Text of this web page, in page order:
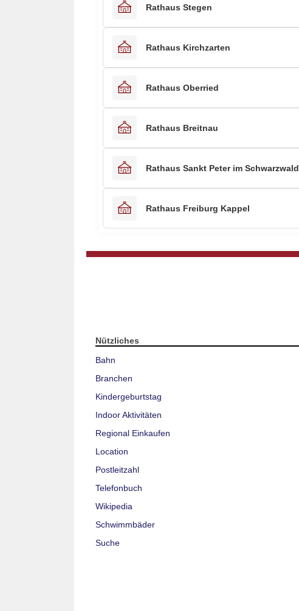
Rathaus Stegen
Rathaus Kirchzarten
Rathaus Oberried
Rathaus Breitnau
Rathaus Sankt Peter im Schwarzwald
Rathaus Freiburg Kappel
Nützliches
Bahn
Branchen
Kindergeburtstag
Indoor Aktivitäten
Regional Einkaufen
Location
Postleitzahl
Telefonbuch
Wikipedia
Schwimmbäder
Suche